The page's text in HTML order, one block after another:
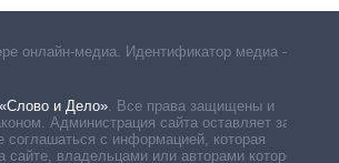
онлайн-медиа. Идентификатор медиа –
«Слово и Дело». Все права защищены и
Администрация сайта оставляет за
соглашаться с информацией, которая
сайте, владельцами или авторами которой